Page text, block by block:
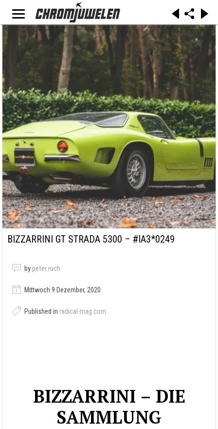
BIZZARRINI GT STRADA 5300 – #IA3*0249
by peter ruch
Mittwoch 9 Dezember, 2020
Published in radical-mag.com
BIZZARRINI – DIE
SAMMLUNG